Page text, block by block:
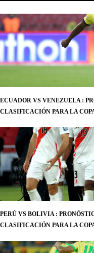
ECUADOR VS VENEZUELA :
CLASIFICACIÓN PARA LA
PERÚ VS BOLIVIA :
CLASIFICACIÓN PARA LA